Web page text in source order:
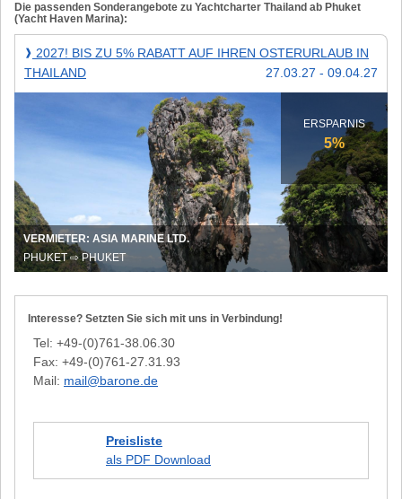
Die passenden Sonderangebote zu Yachtcharter Thailand ab Phuket
(Yacht Haven Marina):
2027!
Bis
zu
Osterurlaub
in
Thailand
❱ 2027! BIS ZU 5% RABATT AUF IHREN OSTERURLAUB IN
THAILAND
27.03.27 - 09.04.27
ERSPARNIS
5%
VERMIETER: ASIA MARINE LTD.
PHUKET ⇨ PHUKET
Interesse? Setzten Sie sich mit uns in Verbindung!
Tel: +49-(0)761-38.06.30
Fax: +49-(0)761-27.31.93
Mail: mail@barone.de
Preisliste
als PDF Download